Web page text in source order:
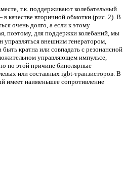
т.к. поддерживают колебательный
качестве вторичной обмотки (рис. 2). В
очень долго, а если к этому
поэтому, для поддержки колебаний, мы
внешним генератором,
кратна или совпадать с резонансной
управляющем импульсе,
по этой причине биполярные
или составных igbt-транзисторов. В
имеет наименьшее сопротивление